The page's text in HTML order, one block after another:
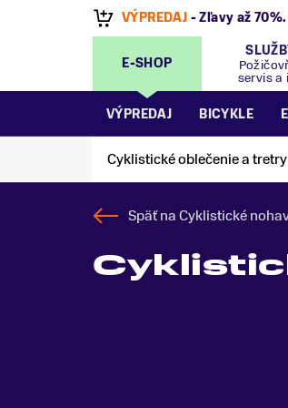
VÝPREDAJ - Zľavy až 70%.
E-SHOP
servis a
VÝPREDAJ BICYKLE
Cyklistické oblečenie a tretry
Späť naCyklistické